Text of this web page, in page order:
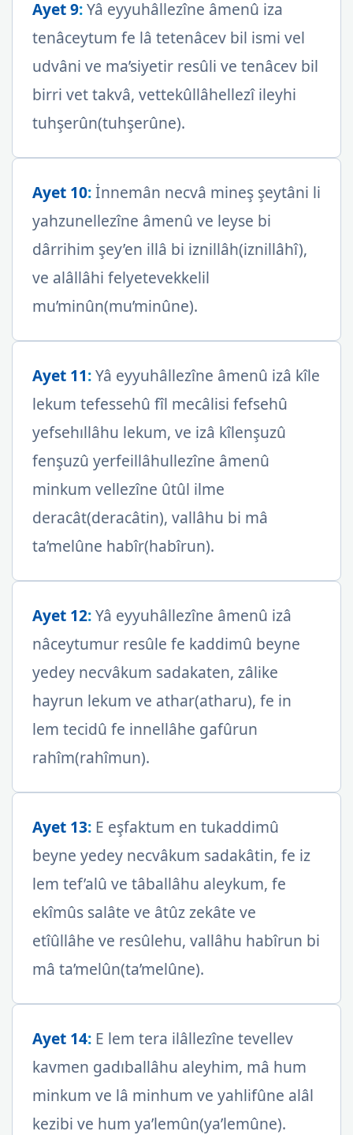
Ayet 9:Yâ eyyuhâllezîne âmenû iza
tenâceytum fe lâ tetenâcev bil ismi vel
udvâni ve ma’siyetir resûli ve tenâcev bil
birri vet takvâ, vettekûllâhellezî ileyhi
tuhşerûn(tuhşerûne).
Ayet 10:İnnemân necvâ mineş şeytâni li
yahzunellezîne âmenû ve leyse bi
dârrihim şey’en illâ bi iznillâh(iznillâhî),
ve alâllâhi felyetevekkelil
mu’minûn(mu’minûne).
Ayet 11:Yâ eyyuhâllezîne âmenû izâ kîle
lekum tefessehû fîl mecâlisi fefsehû
yefsehıllâhu lekum, ve izâ kîlenşuzû
fenşuzû yerfeillâhullezîne âmenû
minkum vellezîne ûtûl ilme
deracât(deracâtin), vallâhu bi mâ
ta’melûne habîr(habîrun).
Ayet 12:Yâ eyyuhâllezîne âmenû izâ
nâceytumur resûle fe kaddimû beyne
yedey necvâkum sadakaten, zâlike
hayrun lekum ve athar(atharu), fe in
lem tecidû fe innellâhe gafûrun
rahîm(rahîmun).
Ayet 13: E eşfaktum en tukaddimû
beyne yedey necvâkum sadakâtin, fe iz
lem tef’alû ve tâballâhu aleykum, fe
ekîmûs salâte ve âtûz zekâte ve
etîûllâhe ve resûlehu, vallâhu habîrun bi
mâ ta’melûn(ta’melûne).
Ayet 14: E lem tera ilâllezîne tevellev
kavmen gadıballâhu aleyhim, mâ hum
minkum ve lâ minhum ve yahlifûne alâl
kezibi ve hum ya’lemûn(ya’lemûne).